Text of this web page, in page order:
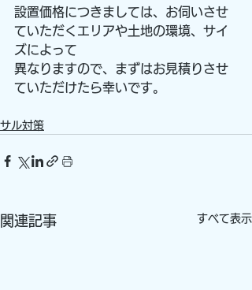
設置価格につきましては、お伺いさせ
ていただくエリアや土地の環境、サイ
ズによって
異なりますので、まずはお見積りさせ
ていただけたら幸いです。
サル対策
関連記事 すべて表示